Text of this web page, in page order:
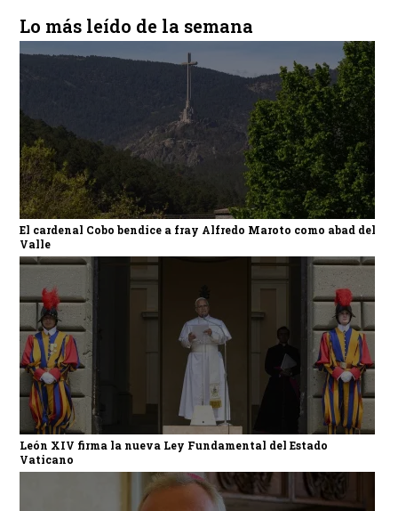
Lo más leído de la semana
El cardenal Cobo bendice a fray Alfredo Maroto como abad del
Valle
León XIV firma la nueva Ley Fundamental del Estado
Vaticano